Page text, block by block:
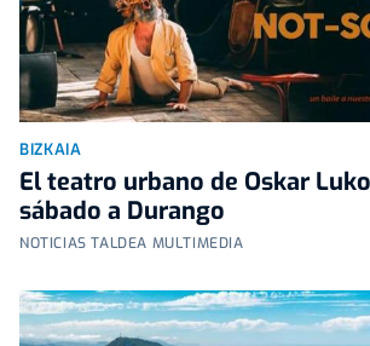
BIZKAIA
El teatro urbano de Oskar
sábado a Durango
NOTICIAS TALDEA MULTIMEDIA